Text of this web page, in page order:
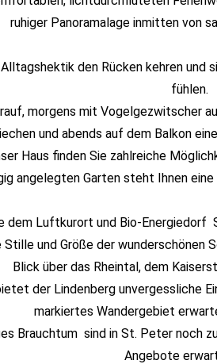
ruhiger Panoramalage inmitten von
den Rücken kehren und
fühlen.
morgens mit Vogelgezwitscher
und abends auf dem Balkon
Haus finden Sie zahlreiche
angelegten Garten steht Ihnen eine
dem Luftkurort und Bio-
Stille und Größe der
Blick über das Rheintal, dem
der Lindenberg unvergessliche
markiertes Wandergebiet
Brauchtum sind in St. Peter noch
Angebote